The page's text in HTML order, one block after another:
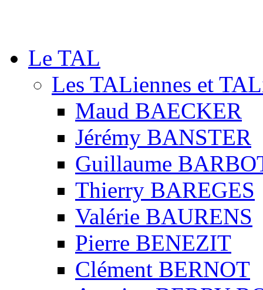
Le TAL
Les TALiennes et
Maud BAECKER
Jérémy BANSTER
Guillaume
Thierry BAREGES
Valérie BAURENS
Pierre BENEZIT
Clément BERNOT